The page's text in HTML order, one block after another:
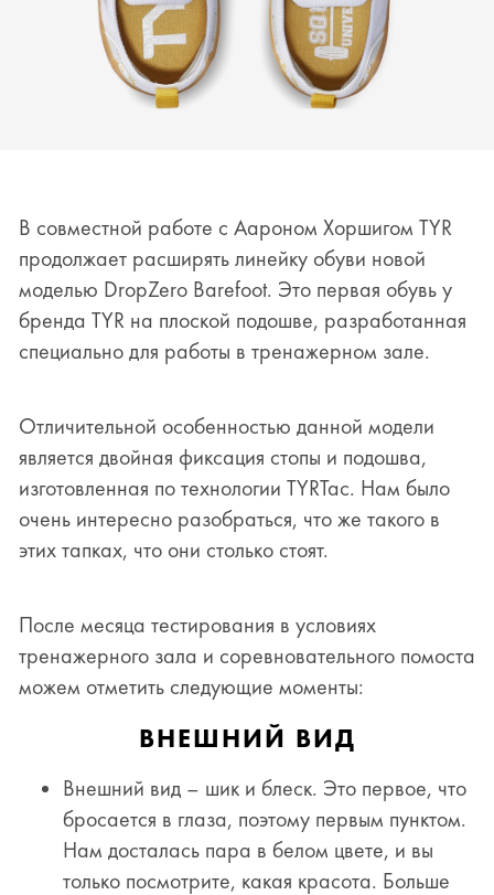
В совместной работе с Аароном Хоршигом TYR
продолжает расширять линейку обуви новой
моделью DropZero Barefoot. Это первая обувь у
бренда TYR на плоской подошве, разработанная
специально для работы в тренажерном зале.
Отличительной особенностью данной модели
является двойная фиксация стопы и подошва,
изготовленная по технологии TYRTac. Нам было
очень интересно разобраться, что же такого в
этих тапках, что они столько стоят.
После месяца тестирования в условиях
тренажерного зала и соревновательного помоста
можем отметить следующие моменты:
ВНЕШНИЙ ВИД
Внешний вид – шик и блеск. Это первое, что
бросается в глаза, поэтому первым пунктом.
Нам досталась пара в белом цвете, и вы
только посмотрите, какая красота. Больше